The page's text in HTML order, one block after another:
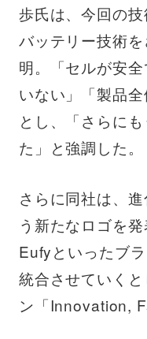
歩氏は、今回の
バッテリー技術
明。「セルが安
いない」「製品
とし、「さらに
た」と強調した。
さらに同社は、
う新たなロゴを
Eufyといったブ
統合させていく
ン「Innovation,